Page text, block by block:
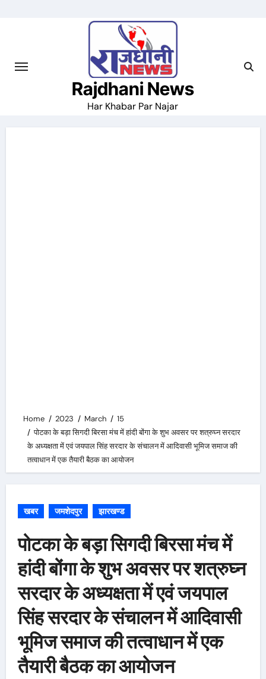
Rajdhani News
Har Khabar Par Najar
Home 2023 March
15
पोटका के बड़ा सिगदी बिरसा मंच में हांदी बोंगा के शुभ अवसर पर शत्रुघ्न सरदार
के अध्यक्षता में एवं जयपाल सिंह सरदार के संचालन में आदिवासी भूमिज समाज की
तत्वाधान में एक तैयारी बैठक का आयोजन
खबर जमशेदपुर झारखण्ड
पोटका के बड़ा सिगदी बिरसा मंच में
हांदी बोंगा के शुभ अवसर पर शत्रुघ्न
सरदार के अध्यक्षता में एवं जयपाल
सिंह सरदार के संचालन में आदिवासी
भूमिज समाज की तत्वाधान में एक
तैयारी बैठक का आयोजन